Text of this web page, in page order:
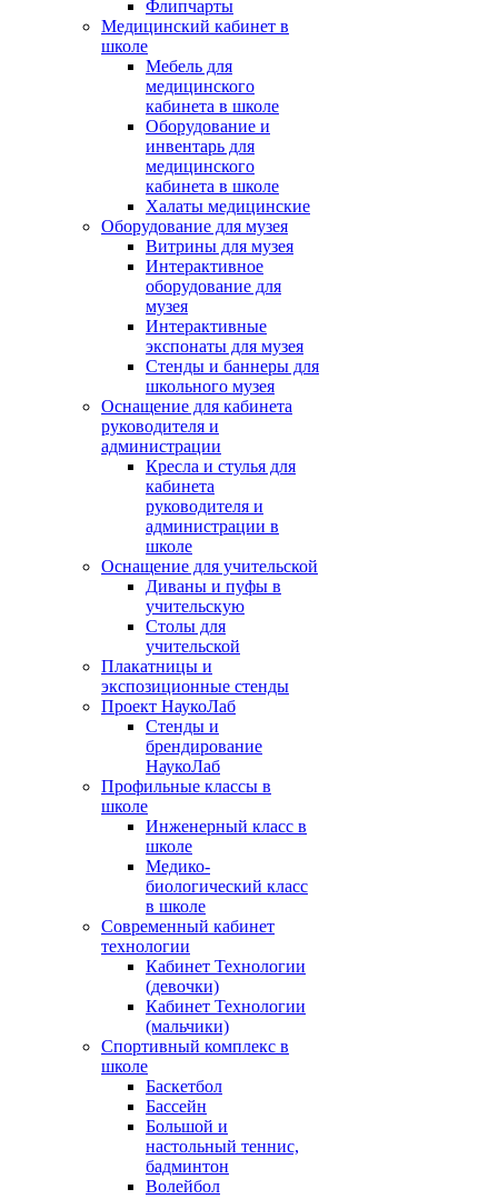
Флипчарты
Медицинский кабинет в
школе
Мебель для
медицинского
кабинета в школе
Оборудование и
инвентарь для
медицинского
кабинета в школе
Халаты медицинские
Оборудование для музея
Витрины для музея
Интерактивное
оборудование для
музея
Интерактивные
экспонаты для музея
Стенды и баннеры для
школьного музея
Оснащение для кабинета
руководителя и
администрации
Кресла и стулья для
кабинета
руководителя и
администрации в
школе
Оснащение для учительской
Диваны и пуфы в
учительскую
Столы для
учительской
Плакатницы и
экспозиционные стенды
Проект НаукоЛаб
Стенды и
брендирование
НаукоЛаб
Профильные классы в
школе
Инженерный класс в
школе
Медико-
биологический класс
в школе
Современный кабинет
технологии
Кабинет Технологии
(девочки)
Кабинет Технологии
(мальчики)
Спортивный комплекс в
школе
Баскетбол
Бассейн
Большой и
настольный теннис,
бадминтон
Волейбол